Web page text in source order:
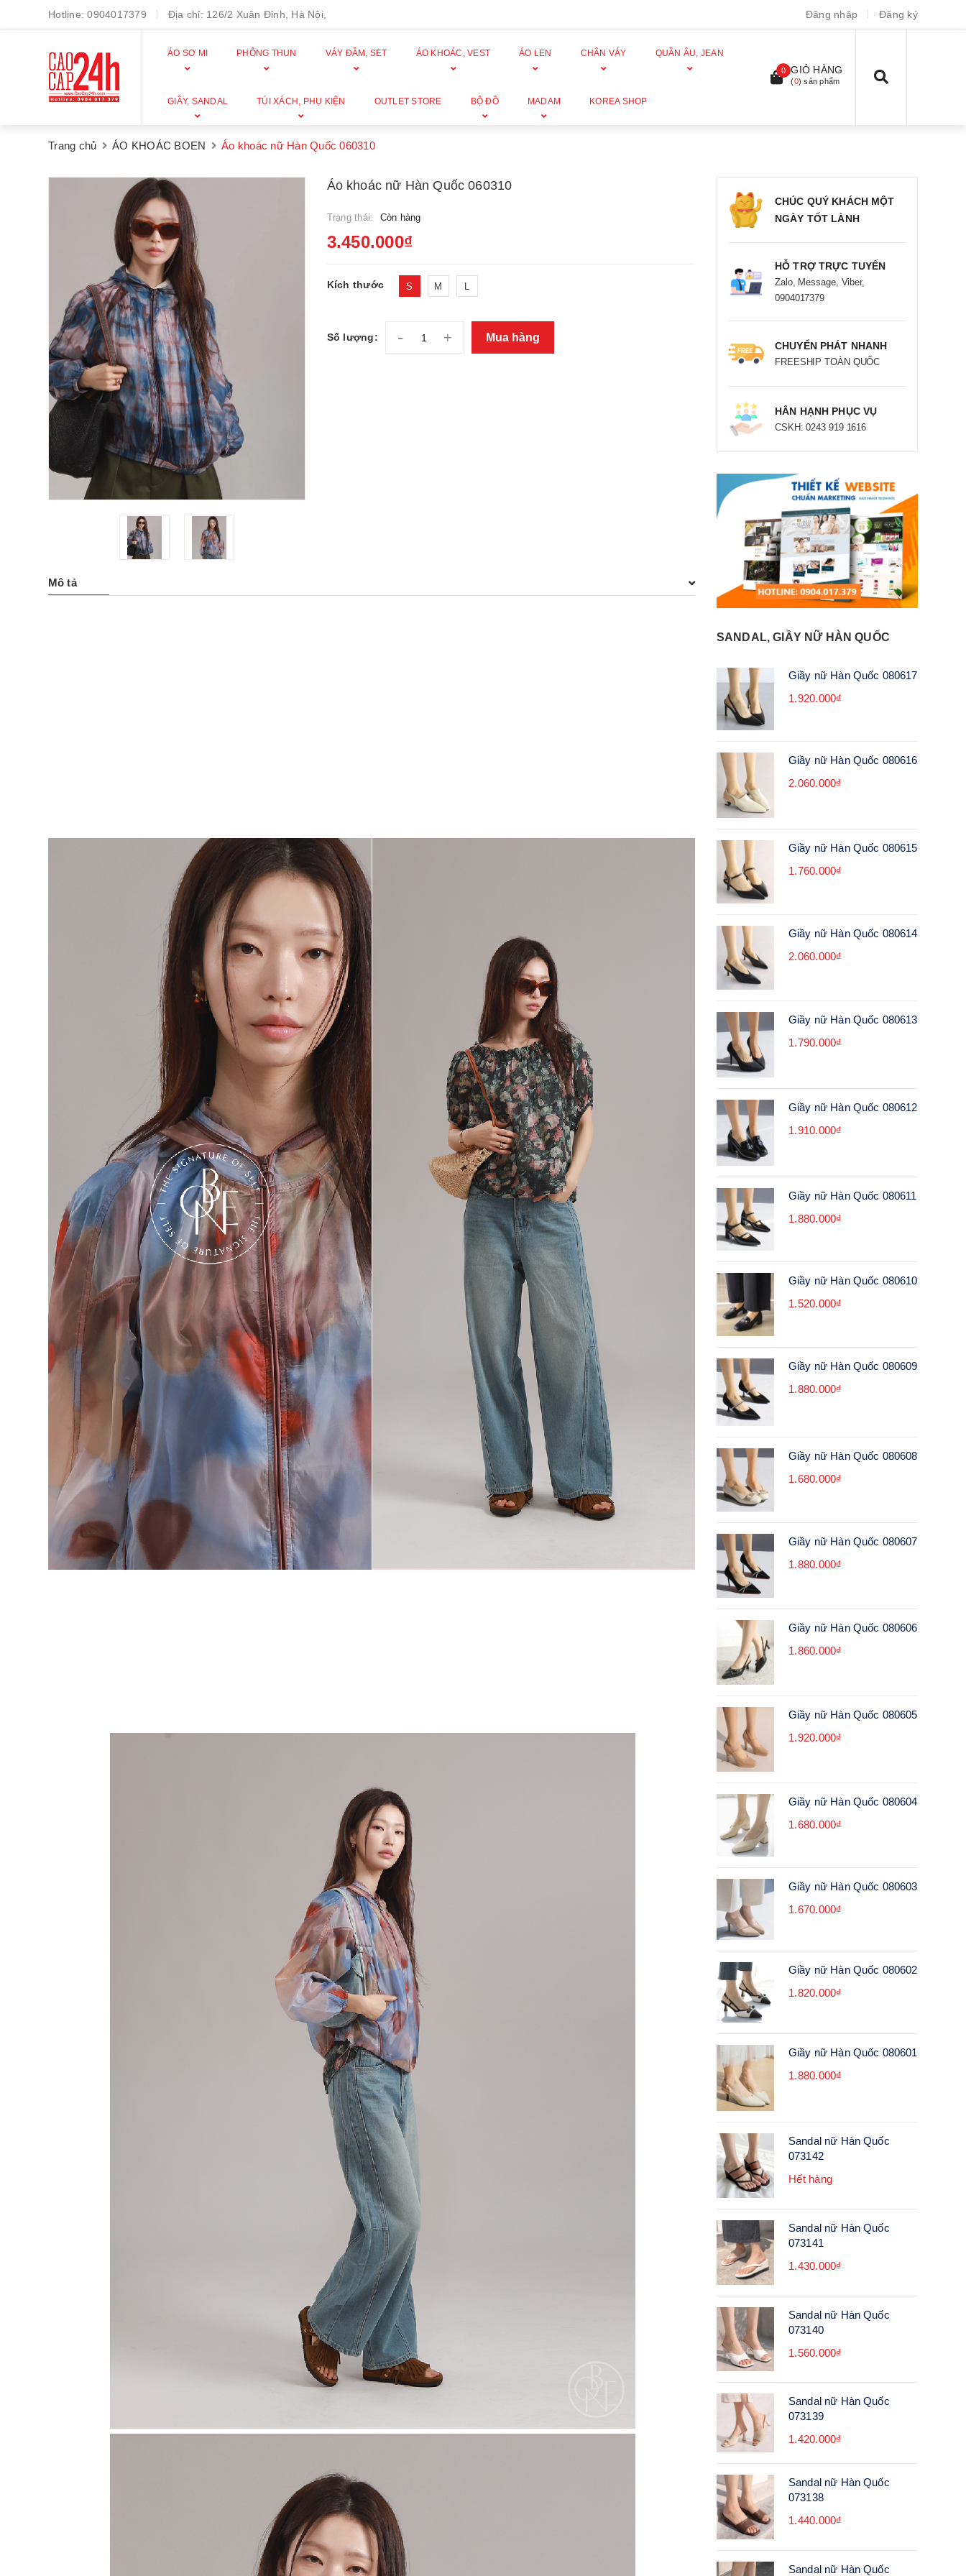
Hotline:0904017379 Địa chỉ: 126/2 Xuân Đỉnh, Hà Nội, Đăng nhập Đăng ký
ÁO SƠ MI PHÔNG THUN VÁY ĐẦM, SET ÁO KHOÁC, VEST ÁO LEN CHÂN VÁY QUẦN ÂU, JEAN
GIẦY, SANDAL TÚI XÁCH, PHỤ KIỆN OUTLET STORE BỘ ĐỒ MADAM KOREA SHOP
0 GIỎ HÀNG
(0) sản phẩm
Trang chủ ÁO KHOÁC BOEN Áo khoác nữ Hàn Quốc 060310
Áo khoác nữ Hàn Quốc 060310
Trạng thái: Còn hàng
3.450.000₫
Kích thước S M L
Số lượng: - + Mua hàng
Mô tả
CHÚC QUÝ KHÁCH MỘT
NGÀY TỐT LÀNH
HỖ TRỢ TRỰC TUYẾN
Zalo, Message, Viber,
0904017379
CHUYỂN PHÁT NHANH
FREESHIP TOÀN QUỐC
HÂN HẠNH PHỤC VỤ
CSKH: 0243 919 1616
SANDAL, GIẦY NỮ HÀN QUỐC
Giầy nữ Hàn Quốc 080617
1.920.000₫
Giầy nữ Hàn Quốc 080616
2.060.000₫
Giầy nữ Hàn Quốc 080615
1.760.000₫
Giầy nữ Hàn Quốc 080614
2.060.000₫
Giầy nữ Hàn Quốc 080613
1.790.000₫
Giầy nữ Hàn Quốc 080612
1.910.000₫
Giầy nữ Hàn Quốc 080611
1.880.000₫
Giầy nữ Hàn Quốc 080610
1.520.000₫
Giầy nữ Hàn Quốc 080609
1.880.000₫
Giầy nữ Hàn Quốc 080608
1.680.000₫
Giầy nữ Hàn Quốc 080607
1.880.000₫
Giầy nữ Hàn Quốc 080606
1.860.000₫
Giầy nữ Hàn Quốc 080605
1.920.000₫
Giầy nữ Hàn Quốc 080604
1.680.000₫
Giầy nữ Hàn Quốc 080603
1.670.000₫
Giầy nữ Hàn Quốc 080602
1.820.000₫
Giầy nữ Hàn Quốc 080601
1.880.000₫
Sandal nữ Hàn Quốc
073142
Hết hàng
Sandal nữ Hàn Quốc
073141
1.430.000₫
Sandal nữ Hàn Quốc
073140
1.560.000₫
Sandal nữ Hàn Quốc
073139
1.420.000₫
Sandal nữ Hàn Quốc
073138
1.440.000₫
Sandal nữ Hàn Quốc